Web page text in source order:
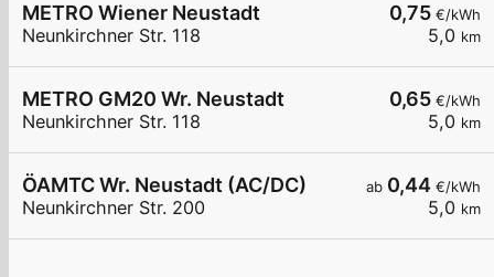
0,75 €/kWh
5,0 km
METRO Wiener Neustadt
Neunkirchner Str. 118
0,65 €/kWh
5,0 km
METRO GM20 Wr. Neustadt
Neunkirchner Str. 118
ab 0,44 €/kWh
5,0 km
ÖAMTC Wr. Neustadt (AC/DC)
Neunkirchner Str. 200